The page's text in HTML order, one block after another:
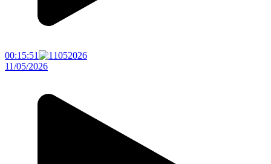
00:15:51
11/05/2026